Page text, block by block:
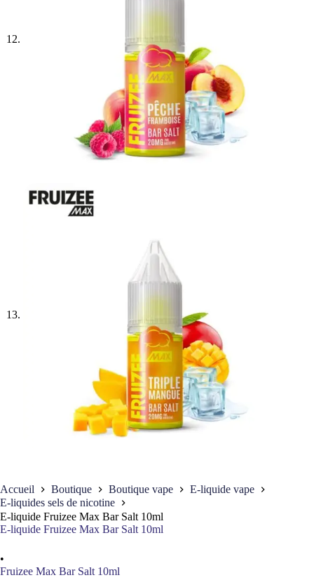
Accueil Boutique Boutique vape
E-liquide vape
E-liquides sels de nicotine
E-liquide Fruizee Max Bar Salt 10ml
E-liquide Fruizee Max Bar Salt 10ml
•
Fruizee Max Bar Salt 10ml